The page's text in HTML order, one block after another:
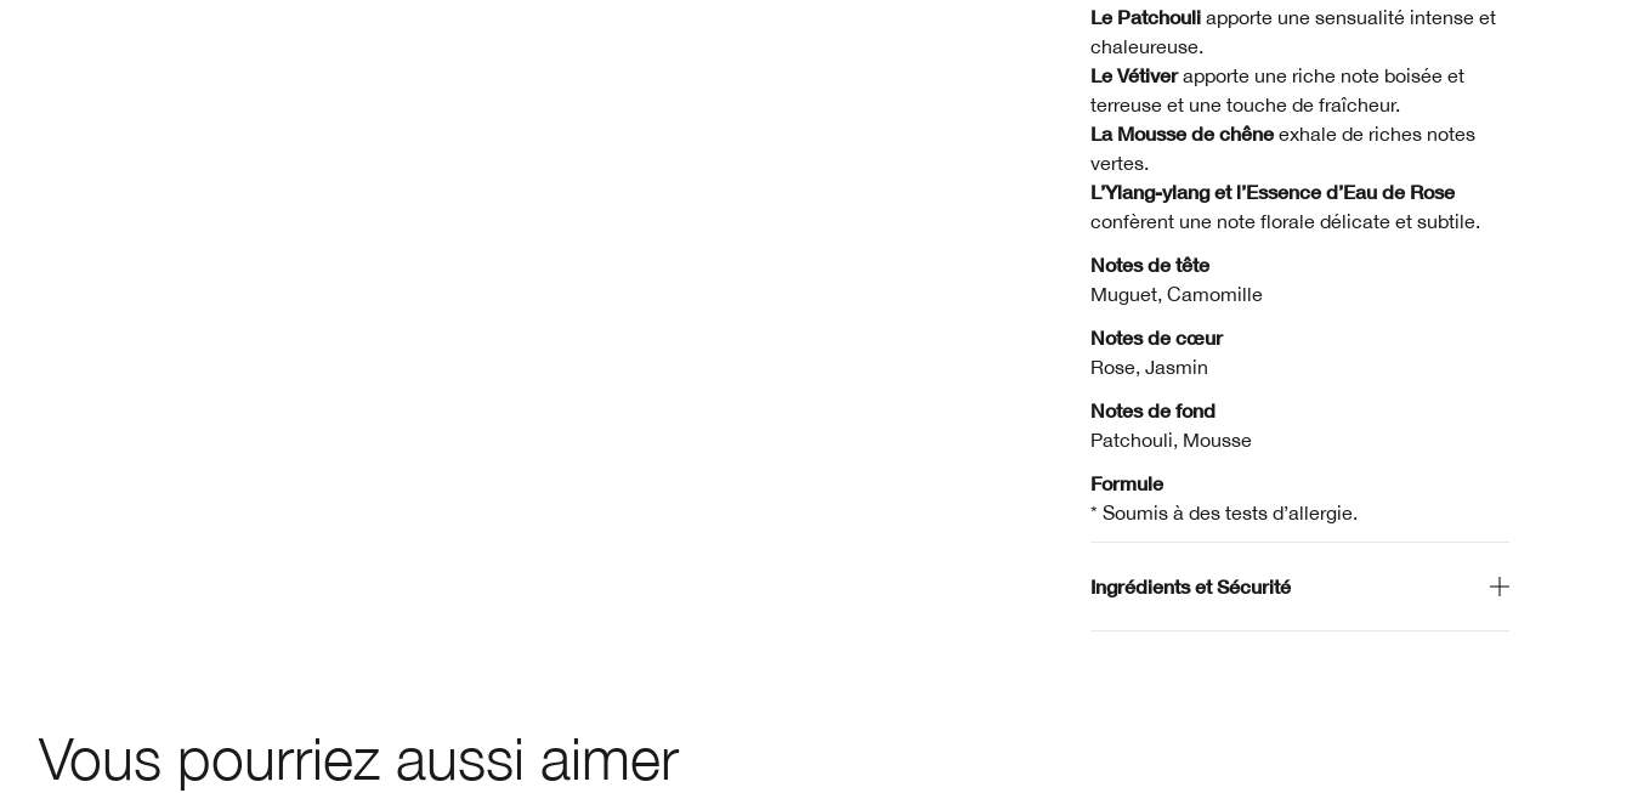
Le Patchouliapporte une sensualité intense et
chaleureuse.
Le Vétiverapporte une riche note boisée et
terreuse et une touche de fraîcheur.
La Mousse de chêneexhale de riches notes
vertes.
L’Ylang-ylang et l’Essence d’Eau de Rose
confèrent une note florale délicate et subtile.
Notes de tête
Muguet, Camomille
Notes de cœur
Rose, Jasmin
Notes de fond
Patchouli, Mousse
Formule
* Soumis à des tests d’allergie.
Ingrédients et Sécurité
Vous pourriez aussi aimer